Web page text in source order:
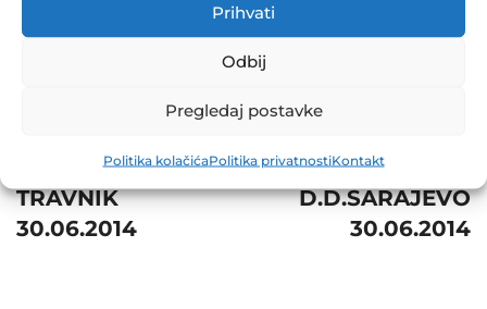
Prihvati
Odbij
Pregledaj postavke
Politika kolačićaPolitika privatnostiKontakt
D.D NOVI
TRAVNIK
30.06.2014
D.D.SARAJEVO
30.06.2014